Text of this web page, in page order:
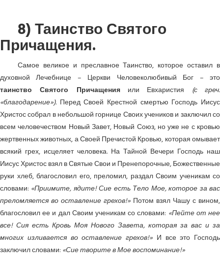
8) Таинство Святого
Причащения.
Самое великое и преславное Таинство, которое оставил в
духовной Лечебнице – Церкви Человеколюбивый Бог – это
таинство Святого Причащенияили Евхаристия (с греч.
«благодарение»). Перед Своей Крестной смертью Господь Иисус
Христос собрал в небольшой горнице Своих учеников и заключил со
всем человечеством Новый Завет, Новый Союз, но уже не с кровью
жертвенных животных, а Своей Пречистой Кровью, которая омывает
всякий грех, исцеляет человека. На Тайной Вечери Господь наш
Иисус Христос взял в Святые Свои и Пренепорочные, Божественные
руки хлеб, благословил его, преломил, раздал Своим ученикам со
словами: «Приимите, ядите! Сие есть Тело Мое, которое за вас
преломляется во оставление грехов!» Потом взял Чашу с вином,
благословил ее и дал Своим ученикам со словами: «Пейте от нее
все! Сия есть Кровь Моя Нового Завета, которая за вас и за
многих изливается во оставление грехов!» И все это Господь
заключил словами: «Сие творите в Мое воспоминание!»